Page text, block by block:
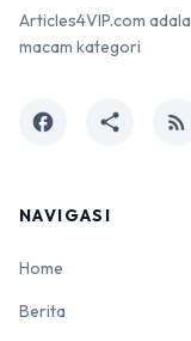
Articles4VIP.com
macam kategori
facebook share rss_feed
NAVIGASI
Home
Berita